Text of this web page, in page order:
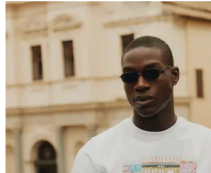
Marka
Strona główna
markiKolekcje SpołecznośćWspółpraceDziennik